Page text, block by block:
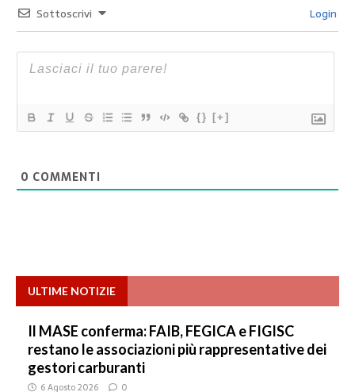
Sottoscrivi Login
{} [+]
0 COMMENTI
ULTIME NOTIZIE
Il MASE conferma: FAIB, FEGICA e FIGISC
restano le associazioni più rappresentative dei
gestori carburanti
6 Agosto 2026 0